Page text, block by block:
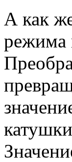
А как
режима